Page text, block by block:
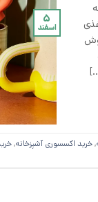
۵
اسفند
,خرید اکسسوری آشپزخانه,